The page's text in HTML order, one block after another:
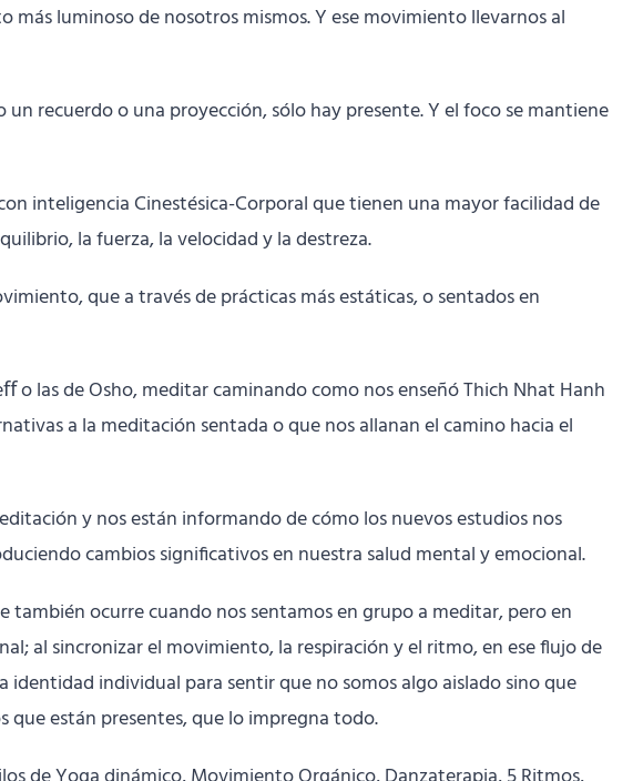
luminoso de nosotros mismos. Y ese movimiento llevarnos al
recuerdo o una proyección, sólo hay presente. Y el foco se mantiene
inteligencia Cinestésica-Corporal que tienen una mayor facilidad de
la fuerza, la velocidad y la destreza.
que a través de prácticas más estáticas, o sentados en
o las de Osho, meditar caminando como nos enseñó Thich Nhat Hanh
a la meditación sentada o que nos allanan el camino hacia el
y nos están informando de cómo los nuevos estudios nos
cambios significativos en nuestra salud mental y emocional.
ocurre cuando nos sentamos en grupo a meditar, pero en
al sincronizar el movimiento, la respiración y el ritmo, en ese flujo de
individual para sentir que no somos algo aislado sino que
que están presentes, que lo impregna todo.